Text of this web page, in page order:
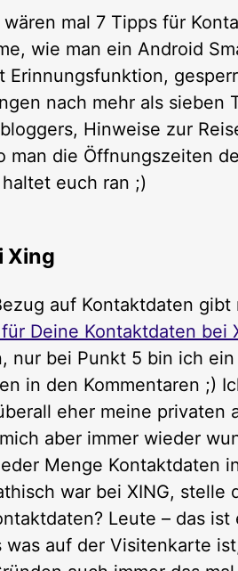
mal 7 Tipps für
wie man ein Android
Erinnungsfunktion,
nach mehr als sieben
Hinweise zur
die Öffnungszeiten
euch ran ;)
Xing
auf Kontaktdaten gibt
Deine Kontaktdaten bei
nur bei Punkt 5 bin ich
in den Kommentaren ;)
eher meine privaten
aber immer wieder
Menge Kontaktdaten
war bei XING, stelle
Leute – das ist
auf der Visitenkarte